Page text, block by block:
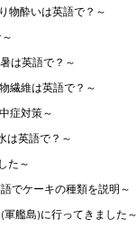
物酔いは英語で？～
は英語で？～
繊維は英語で？～
症対策～
は英語で？～
た～
でケーキの種類を説明～
艦島)に行ってきました～